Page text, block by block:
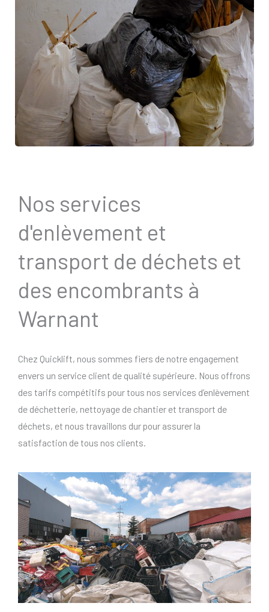
Nos services
d'enlèvement et
transport de déchets et
des encombrants à
Warnant
Chez Quicklift, nous sommes fiers de notre engagement
envers un service client de qualité supérieure. Nous offrons
des tarifs compétitifs pour tous nos services d’enlèvement
de déchetterie, nettoyage de chantier et transport de
déchets, et nous travaillons dur pour assurer la
satisfaction de tous nos clients.